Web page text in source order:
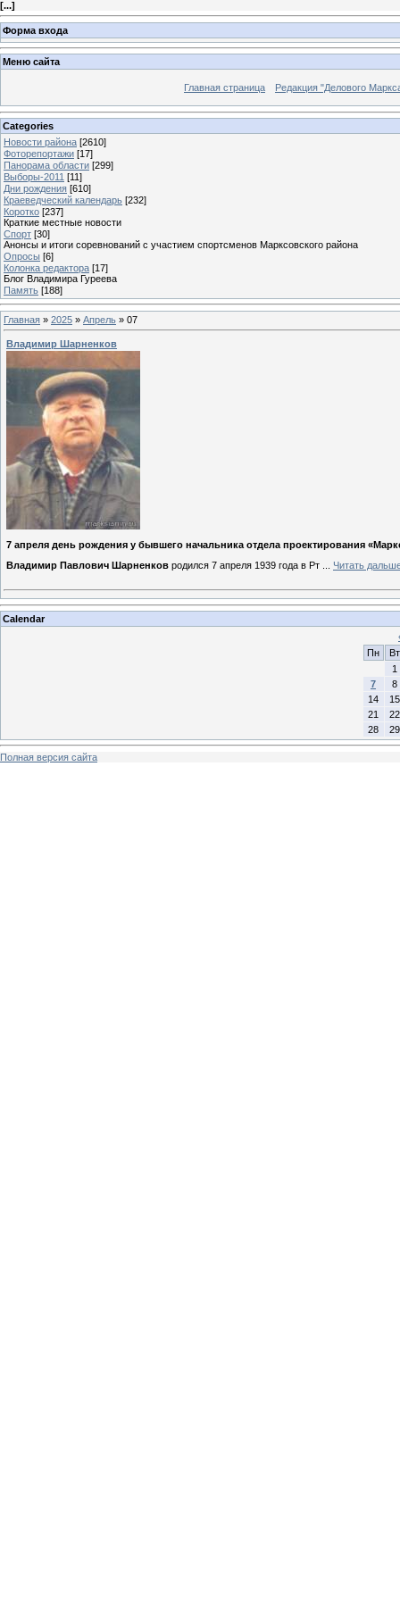
[...]
Форма входа
Меню сайта
Главная страница Редакция "Делового
Categories
Новости района [2610]
Фоторепортажи [17]
Панорама области [299]
Выборы-2011 [11]
Дни рождения [610]
Краеведческий календарь [232]
Коротко [237]
Краткие местные новости
Спорт [30]
Анонсы и итоги соревнований с участием спортсменов Марксовского района
Опросы [6]
Колонка редактора [17]
Блог Владимира Гуреева
Память [188]
Главная » 2025 » Апрель » 07
Владимир Шарненков
7 апреля день рождения у бывшего начальника отдела проектирования
Владимир Павлович Шарненков родился 7 апреля 1939 года в Рт Читать
Calendar
Пн
Вт
1
7
8
14
15
21
22
28
29
Полная версия сайта